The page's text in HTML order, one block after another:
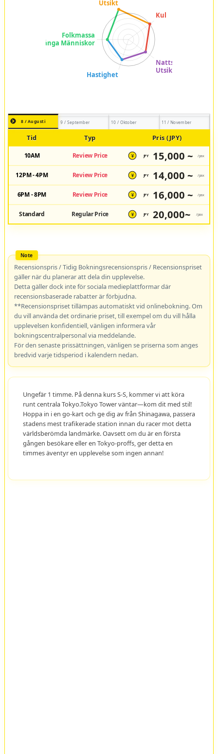
8 / Augusti 9 / September 10 / Oktober 11 / November
Tid Typ Pris (JPY)
10AM Review Price ¥ JPY 15,000 ~ /pax
12PM - 4PM Review Price ¥ JPY 14,000 ~ /pax
6PM - 8PM Review Price ¥ JPY 16,000 ~ /pax
Standard Regular Price ¥ JPY 20,000~ /pax
Recensionspris / Tidig Bokningsrecensionspris / Recensionspriset
gäller när du planerar att dela din upplevelse.
Detta gäller dock inte för sociala medieplattformar där
recensionsbaserade rabatter är förbjudna.
**Recensionspriset tillämpas automatiskt vid onlinebokning. Om
du vill använda det ordinarie priset, till exempel om du vill hålla
upplevelsen konfidentiell, vänligen informera vår
bokningscentralpersonal via meddelande.
För den senaste prissättningen, vänligen se priserna som anges
bredvid varje tidsperiod i kalendern nedan.
Ungefär 1 timme. På denna kurs S-S, kommer vi att köra
runt centrala Tokyo.Tokyo Tower väntar—kom dit med stil!
Hoppa in i en go-kart och ge dig av från Shinagawa, passera
stadens mest trafikerade station innan du racer mot detta
världsberömda landmärke. Oavsett om du är en första
gången besökare eller en Tokyo-proffs, ger detta en
timmes äventyr en upplevelse som ingen annan!